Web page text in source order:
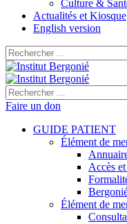
Culture &
Actualités et Kiosque
English version
Rechercher :
Rechercher :
Faire un don
GUIDE PATIENT
Élément de
Accès
Élément de